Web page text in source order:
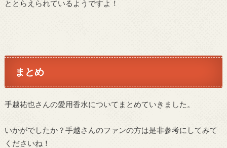
ととらえられているようですよ！
まとめ
手越祐也さんの愛用香水についてまとめていきました。
いかがでしたか？手越さんのファンの方は是非参考にしてみて
くださいね！